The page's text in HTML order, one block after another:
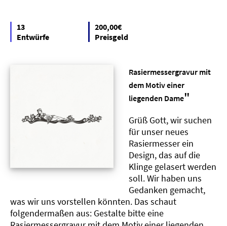
13
Entwürfe
200,00€
Preisgeld
Rasiermessergravur mit
dem Motiv einer
liegenden Dame"
Grüß Gott, wir suchen
für unser neues
Rasiermesser ein
Design, das auf die
Klinge gelasert werden
soll. Wir haben uns
Gedanken gemacht,
was wir uns vorstellen könnten. Das schaut
folgendermaßen aus: Gestalte bitte eine